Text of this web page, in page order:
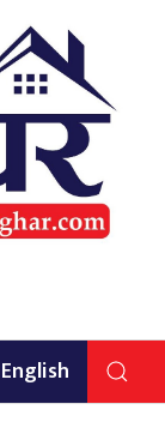
English